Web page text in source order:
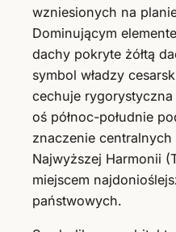
wzniesionych na
Dominującym
dachy pokryte żółtą
symbol władzy
cechuje rygorystyczna
oś północ-południe
znaczenie
Najwyższej Harmonii
miejscem
państwowych.